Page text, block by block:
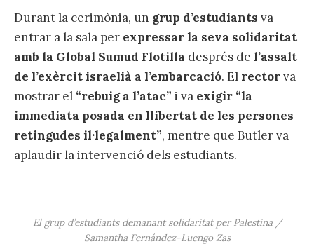
Durant la cerimònia, un grup d’estudiants va
entrar a la sala per expressar la seva solidaritat
amb la Global Sumud Flotilla després de l’assalt
de l’exèrcit israelià a l’embarcació. El rectorva
mostrar el “rebuig a l’atac” i va exigir “la
immediata posada en llibertat de les persones
retingudes il·legalment”, mentre que Butler va
aplaudir la intervenció dels estudiants.
El grup d’estudiants demanant solidaritat per Palestina /
Samantha Fernández-Luengo Zas